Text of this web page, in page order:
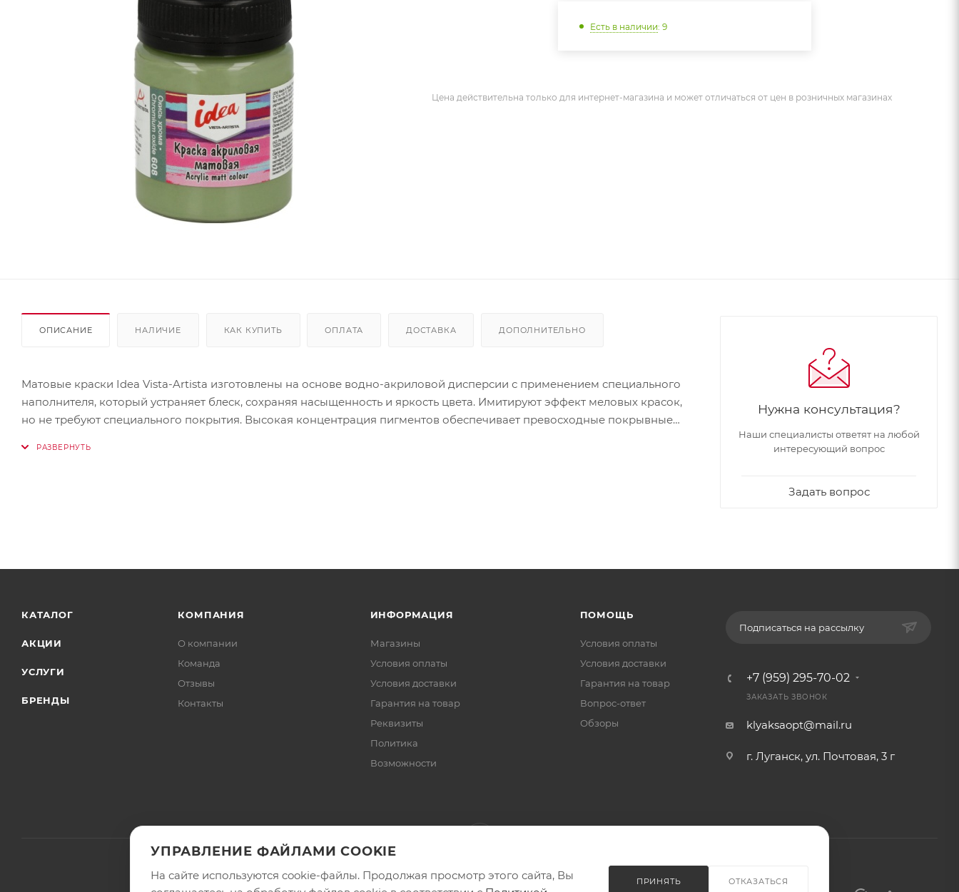
Есть в наличии: 9
Цена действительна только для интернет-магазина и может отличаться от цен в розничных магазинах
ОПИСАНИЕ НАЛИЧИЕ КАК КУПИТЬ ОПЛАТА ДОСТАВКА ДОПОЛНИТЕЛЬНО
Матовые краски Idea Vista-Artista изготовлены на основе водно-акриловой дисперсии с применением специального
наполнителя, который устраняет блеск, сохраняя насыщенность и яркость цвета. Имитируют эффект меловых красок,
но не требуют специального покрытия. Высокая концентрация пигментов обеспечивает превосходные покрывные
Нужна консультация?
Наши специалисты ответят на любой
интересующий вопрос
Задать вопрос
КАТАЛОГ
АКЦИИ
УСЛУГИ
БРЕНДЫ
КОМПАНИЯ
О компании
Команда
Отзывы
Контакты
ИНФОРМАЦИЯ
Магазины
Условия оплаты
Условия доставки
Гарантия на товар
Реквизиты
Политика
Возможности
ПОМОЩЬ
Условия оплаты
Условия доставки
Гарантия на товар
Вопрос-ответ
Обзоры
Подписаться на рассылку
+7 (959) 295-70-02
ЗАКАЗАТЬ ЗВОНОК
klyaksaopt@mail.ru
г. Луганск, ул. Почтовая, 3 г
УПРАВЛЕНИЕ ФАЙЛАМИ COOKIE
На сайте используются cookie-файлы. Продолжая просмотр этого сайта, Вы
ПРИНЯТЬ ОТКАЗАТЬСЯ